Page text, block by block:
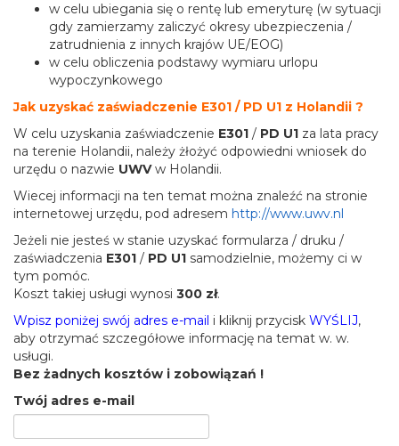
w celu ubiegania się o rentę lub emeryturę (w sytuacji
gdy zamierzamy zaliczyć okresy ubezpieczenia /
zatrudnienia z innych krajów UE/EOG)
w celu obliczenia podstawy wymiaru urlopu
wypoczynkowego
Jak uzyskać zaświadczenie E301 / PD U1 z Holandii ?
W celu uzyskania zaświadczenie E301 / PD U1 za lata pracy
na terenie Holandii, należy żłożyć odpowiedni wniosek do
urzędu o nazwie UWVw Holandii.
Wiecej informacji na ten temat można znaleźć na stronie
internetowej urzędu, pod adresem http://www.uwv.nl
Jeżeli nie jesteś w stanie uzyskać formularza / druku /
zaświadczenia E301 / PD U1 samodzielnie, możemy ci w
tym pomóc.
Koszt takiej usługi wynosi 300 zł.
Wpisz poniżej swój adres e-mail i kliknij przycisk WYŚLIJ,
aby otrzymać szczegółowe informację na temat w. w.
usługi.
Bez żadnych kosztów i zobowiązań !
Twój adres e-mail